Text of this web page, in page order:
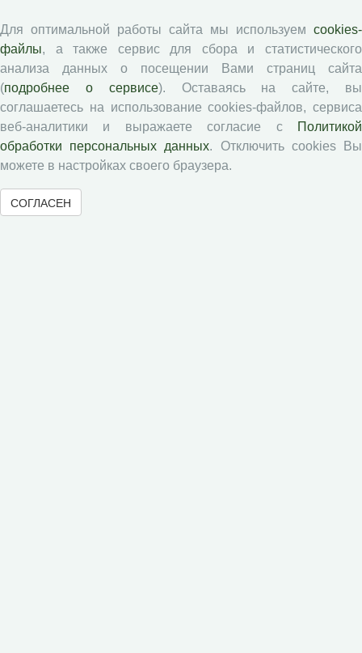
Авторские права
Рецензентам
Памятка рецензенту
Положение о рецензировании
Форма рецензии
Для оптимальной работы сайта мы используем cookies-
файлы, а также сервис для сбора и статистического
анализа данных о посещении Вами страниц сайта
(подробнее о сервисе). Оставаясь на сайте, вы
соглашаетесь на использование cookies-файлов, сервиса
веб-аналитики и выражаете согласие с
Политикой
обработки персональных данных. Отключить cookies Вы
можете в настройках своего браузера.
СОГЛАСЕН